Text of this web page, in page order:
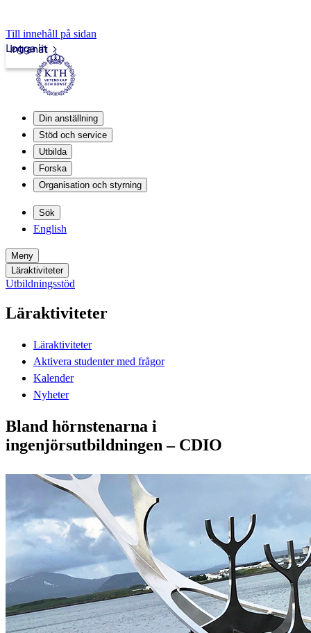
Till innehåll på sidan
Intranät
Logga in
Din anställning
Stöd och service
Utbilda
Forska
Organisation och styrning
Sök
English
Meny
Läraktiviteter
Utbildningsstöd
Läraktiviteter
Läraktiviteter
Aktivera studenter med frågor
Kalender
Nyheter
Bland hörnstenarna i
ingenjörsutbildningen – CDIO